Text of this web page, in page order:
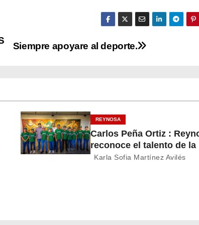
Siempre apoyare al deporte.
REYNOSA
Carlos Peña Ortiz :
reconoce el talento de la
Treviño Kelly,
Karla Sofia Martínez Avilés